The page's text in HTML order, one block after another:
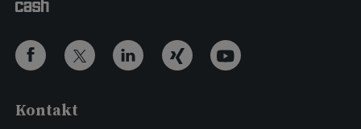
Kontakt